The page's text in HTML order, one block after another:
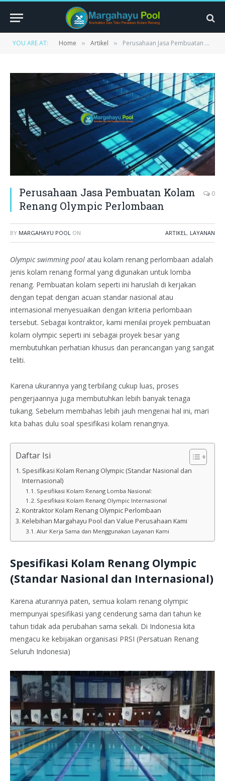
YOU ARE AT: Home » Artikel » Perusahaan Jasa Pembuatan Kolam Renang Olympic Perlombaan
Perusahaan Jasa Pembuatan Kolam
Renang Olympic Perlombaan
0
BY MARGAHAYU POOL ON ARTIKEL, LAYANAN
Olympic swimming pool atau kolam renang perlombaan adalah
jenis kolam renang formal yang digunakan untuk lomba
renang. Pembuatan kolam seperti ini haruslah di kerjakan
dengan tepat dengan acuan standar nasional atau
internasional menyesuaikan dengan kriteria perlombaan
tersebut. Sebagai kontraktor, kami menilai proyek pembuatan
kolam olympic seperti ini sebagai proyek besar yang
membutuhkan perhatian khusus dan perancangan yang sangat
teliti.
Karena ukurannya yang terbilang cukup luas, proses
pengerjaannya juga membutuhkan lebih banyak tenaga
tukang. Sebelum membahas lebih jauh mengenai hal ini, mari
kita bahas dulu soal spesifikasi kolam renangnya.
Daftar Isi
Spesifikasi Kolam Renang Olympic (Standar Nasional dan
Internasional)
Spesifikasi Kolam Renang Lomba Nasional:
Spesifikasi Kolam Renang Olympic Internasional
Kontraktor Kolam Renang Olympic Perlombaan
Kelebihan Margahayu Pool dan Value Perusahaan Kami
Alur Kerja Sama dan Menggunakan Layanan Kami
Spesifikasi Kolam Renang Olympic
(Standar Nasional dan Internasional)
Karena aturannya paten, semua kolam renang olympic
mempunyai spesifikasi yang cenderung sama dari tahun ke
tahun tidak ada perubahan sama sekali. Di Indonesia kita
mengacu ke kebijakan organisasi PRSI (Persatuan Renang
Seluruh Indonesia)